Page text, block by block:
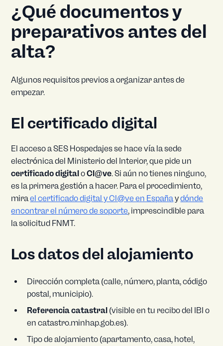
¿Qué documentos y
preparativos antes del
alta?
Algunos requisitos previos a organizar antes de
empezar.
El certificado digital
El acceso a SES Hospedajes se hace vía la sede
electrónica del Ministerio del Interior, que pide un
certificado digitaloCl@ve. Si aún no tienes ninguno,
es la primera gestión a hacer. Para el procedimiento,
mirael certificado digital y Cl@ve en Españaydónde
encontrar el número de soporte, imprescindible para
la solicitud FNMT.
Los datos del alojamiento
Dirección completa (calle, número, planta, código
postal, municipio).
Referencia catastral (visible en tu recibo del IBI o
en catastro.minhap.gob.es).
Tipo de alojamiento (apartamento, casa, hotel,